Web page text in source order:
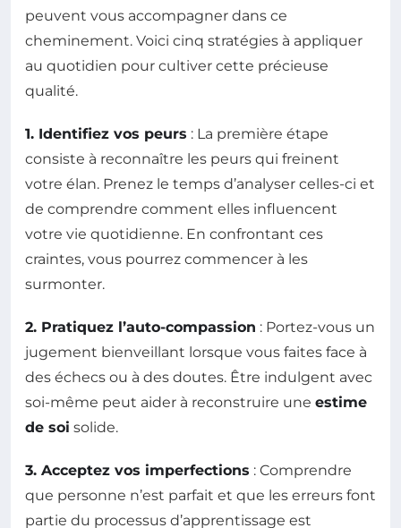
peuvent vous accompagner dans ce
cheminement. Voici cinq stratégies à appliquer
au quotidien pour cultiver cette précieuse
qualité.
1. Identifiez vos peurs : La première étape
consiste à reconnaître les peurs qui freinent
votre élan. Prenez le temps d’analyser celles-ci et
de comprendre comment elles influencent
votre vie quotidienne. En confrontant ces
craintes, vous pourrez commencer à les
surmonter.
2. Pratiquez l’auto-compassion : Portez-vous un
jugement bienveillant lorsque vous faites face à
des échecs ou à des doutes. Être indulgent avec
soi-même peut aider à reconstruire une estime
de soi solide.
3. Acceptez vos imperfections : Comprendre
que personne n’est parfait et que les erreurs font
partie du processus d’apprentissage est